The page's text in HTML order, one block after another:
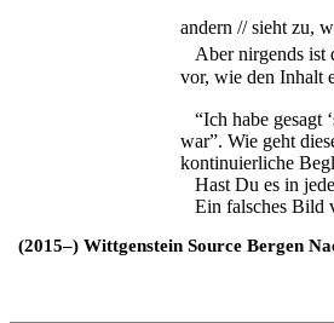
andern // sieht zu,
Aber nirgends ist
vor, wie den Inhalt
“Ich habe gesagt
war”. Wie geht
kontinuierliche
Hast Du es in
Ein falsches Bild
(2015–) Wittgenstein Source Bergen